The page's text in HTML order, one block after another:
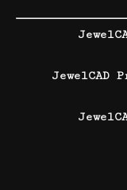
JewelCAD